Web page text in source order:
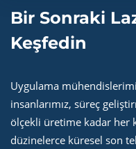
Bir Sonraki
Keşfedin
Uygulama
insanlarımız, süreç
ölçekli üretime kadar her
düzinelerce küresel son